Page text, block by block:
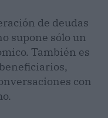
de deudas
supone sólo un
También es
con